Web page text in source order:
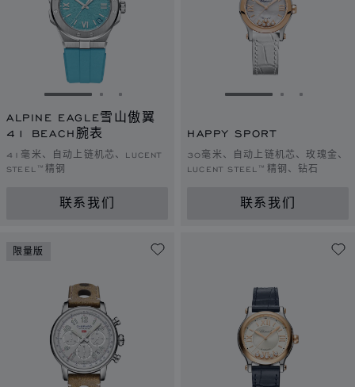
转到幻灯片 1转到幻灯片 2
转到幻灯片 3
ALPINE EAGLE雪山傲翼
41 BEACH腕表
41毫米、自动上链机芯、LUCENT
STEEL™精钢
联系我们
转到幻灯片 1转到幻灯
转到幻
HAPPY SPORT
30毫米、自动上链机芯、玫瑰金、
LUCENT STEEL™精钢、钻石
联系我们
限量版